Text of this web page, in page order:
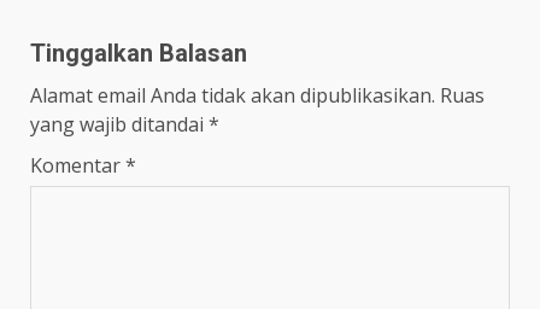
Tinggalkan Balasan
Alamat email Anda tidak akan dipublikasikan. Ruas
yang wajib ditandai *
Komentar*